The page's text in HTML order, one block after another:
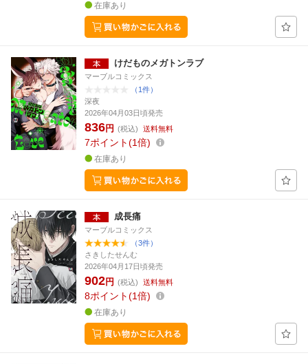
在庫あり
けだものメガトンラブ
マーブルコミックス
（1件）
深夜
2026年04月03日頃発売
836円 (税込) 送料無料
7ポイント 1倍
在庫あり
成長痛
マーブルコミックス
（3件）
さきしたせんむ
2026年04月17日頃発売
902円 (税込) 送料無料
8ポイント 1倍
在庫あり